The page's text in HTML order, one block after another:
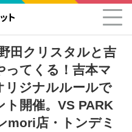
田クリスタルと吉
ってくる！吉本マ
リジナルルールで
開催。VS PARK
mori店・トンデミ